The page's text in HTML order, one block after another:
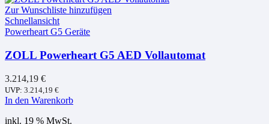
Zur Wunschliste hinzufügen
Schnellansicht
Powerheart G5 Geräte
ZOLL Powerheart G5 AED Vollautomat
3.214,19 €
UVP: 3.214,19 €
In den Warenkorb
inkl. 19 % MwSt.